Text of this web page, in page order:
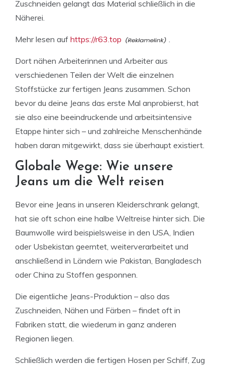
Zuschneiden gelangt das Material schließlich in die
Näherei.
Mehr lesen auf https://r63.top
Dort nähen Arbeiterinnen und Arbeiter aus
verschiedenen Teilen der Welt die einzelnen
Stoffstücke zur fertigen Jeans zusammen. Schon
bevor du deine Jeans das erste Mal anprobierst, hat
sie also eine beeindruckende und arbeitsintensive
Etappe hinter sich – und zahlreiche Menschenhände
haben daran mitgewirkt, dass sie überhaupt existiert.
Globale Wege: Wie unsere
Jeans um die Welt reisen
Bevor eine Jeans in unseren Kleiderschrank gelangt,
hat sie oft schon eine halbe Weltreise hinter sich. Die
Baumwolle wird beispielsweise in den USA, Indien
oder Usbekistan geerntet, weiterverarbeitet und
anschließend in Ländern wie Pakistan, Bangladesch
oder China zu Stoffen gesponnen.
Die eigentliche Jeans-Produktion – also das
Zuschneiden, Nähen und Färben – findet oft in
Fabriken statt, die wiederum in ganz anderen
Regionen liegen.
Schließlich werden die fertigen Hosen per Schiff, Zug